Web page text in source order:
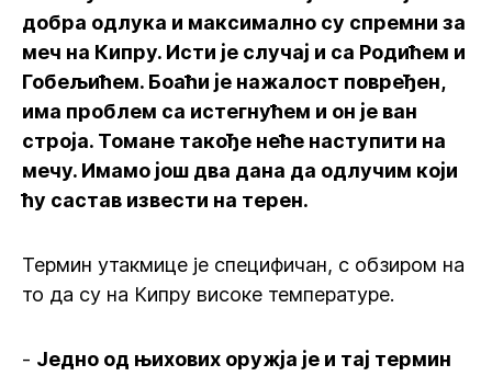
добра одлука и максимално су спремни за
меч на Кипру. Исти је случај и са Родићем и
Гобељићем. Боаћи је нажалост повређен,
има проблем са истегнућем и он је ван
строја. Томане такође неће наступити на
мечу. Имамо још два дана да одлучим који
ћу састав извести на терен.
Термин утакмице је специфичан, с обзиром на
то да су на Кипру високе температуре.
- Једно од њихових оружја је и тај термин